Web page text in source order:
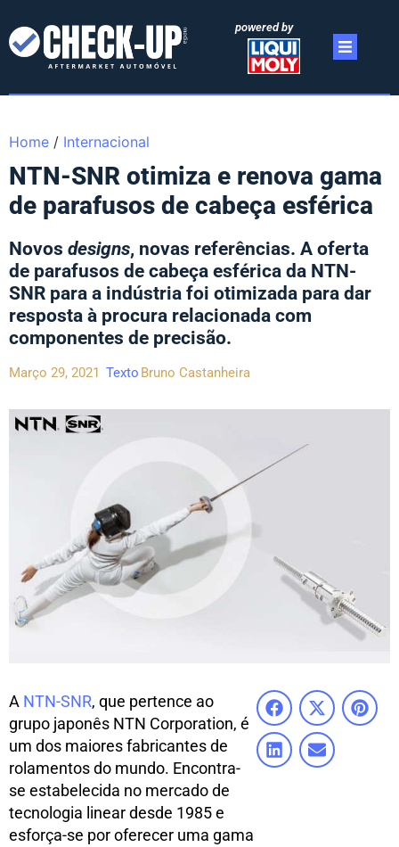
powered by
Home / Internacional
NTN-SNR otimiza e renova gama
de parafusos de cabeça esférica
Novos designs, novas referências. A oferta
de parafusos de cabeça esférica da NTN-
SNR para a indústria foi otimizada para dar
resposta à procura relacionada com
componentes de precisão.
Março 29, 2021 Texto Bruno Castanheira
A NTN-SNR, que pertence ao
grupo japonês NTN Corporation, é
um dos maiores fabricantes de
rolamentos do mundo. Encontra-
se estabelecida no mercado de
tecnologia linear desde 1985 e
esforça-se por oferecer uma gama